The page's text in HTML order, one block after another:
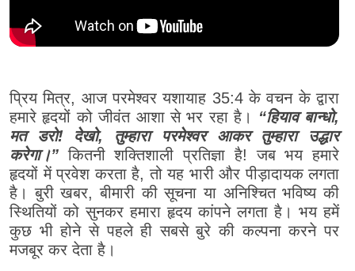
प्रिय मित्र, आज परमेश्वर यशायाह 35:4 के वचन के द्वारा
हमारे हृदयों को जीवंत आशा से भर रहा है।
“हियाव बान्धो,
मत डरो! देखो, तुम्हारा परमेश्वर आकर तुम्हारा उद्धार
करेगा।” कितनी शक्तिशाली प्रतिज्ञा है! जब भय हमारे
हृदयों में प्रवेश करता है, तो यह भारी और पीड़ादायक लगता
है। बुरी खबर, बीमारी की सूचना या अनिश्चित भविष्य की
स्थितियों को सुनकर हमारा हृदय कांपने लगता है। भय हमें
कुछ भी होने से पहले ही सबसे बुरे की कल्पना करने पर
मजबूर कर देता है।